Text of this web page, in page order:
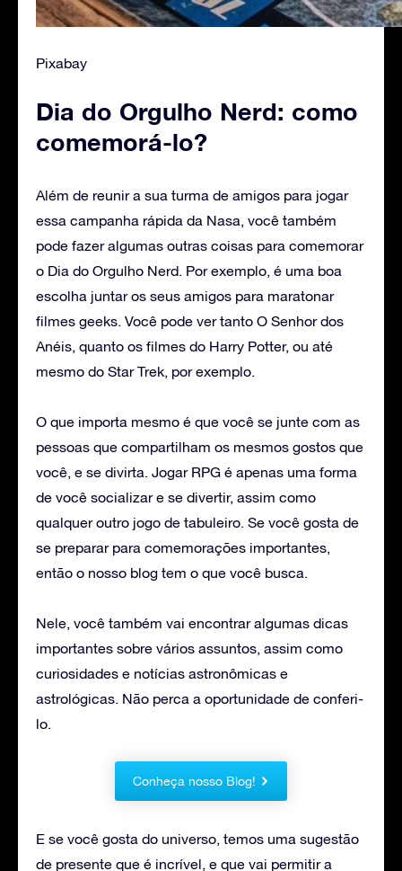
Pixabay
Dia do Orgulho Nerd: como
comemorá-lo?
Além de reunir a sua turma de amigos para jogar
essa campanha rápida da Nasa, você também
pode fazer algumas outras coisas para comemorar
o Dia do Orgulho Nerd. Por exemplo, é uma boa
escolha juntar os seus amigos para maratonar
filmes geeks. Você pode ver tanto O Senhor dos
Anéis, quanto os filmes do Harry Potter, ou até
mesmo do Star Trek, por exemplo.
O que importa mesmo é que você se junte com as
pessoas que compartilham os mesmos gostos que
você, e se divirta. Jogar RPG é apenas uma forma
de você socializar e se divertir, assim como
qualquer outro jogo de tabuleiro. Se você gosta de
se preparar para comemorações importantes,
então o nosso blog tem o que você busca.
Nele, você também vai encontrar algumas dicas
importantes sobre vários assuntos, assim como
curiosidades e notícias astronômicas e
astrológicas. Não perca a oportunidade de conferi-
lo.
Conheça nosso Blog!
E se você gosta do universo, temos uma sugestão
de presente que é incrível, e que vai permitir a